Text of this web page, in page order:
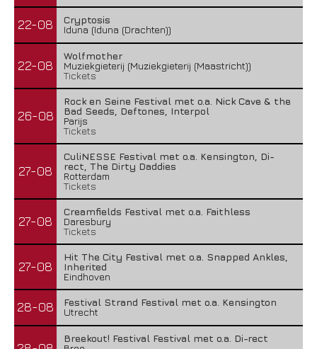
22-08
Cryptosis
Iduna (Iduna (Drachten))
22-08
Wolfmother
Muziekgieterij (Muziekgieterij (Maastricht))
Tickets
26-08
Rock en Seine Festival met o.a. Nick Cave & the
Bad Seeds, Deftones, Interpol
Parijs
Tickets
27-08
CuliNESSE Festival met o.a. Kensington, Di-
rect, The Dirty Daddies
Rotterdam
Tickets
27-08
Creamfields Festival met o.a. Faithless
Daresbury
Tickets
27-08
Hit The City Festival met o.a. Snapped Ankles,
Inherited
Eindhoven
28-08
Festival Strand Festival met o.a. Kensington
Utrecht
Breekout! Festival Festival met o.a. Di-rect